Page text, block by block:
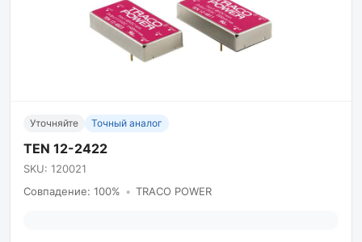
Уточняйте Точный аналог
TEN 12-2422
SKU: 120021
Совпадение: 100% • TRACO POWER